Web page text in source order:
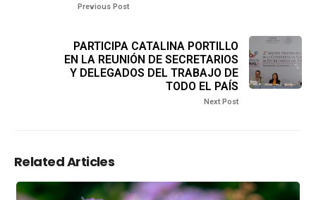
Previous Post
PARTICIPA CATALINA PORTILLO
EN LA REUNIÓN DE SECRETARIOS
Y DELEGADOS DEL TRABAJO DE
TODO EL PAÍS
Next Post
Related Articles